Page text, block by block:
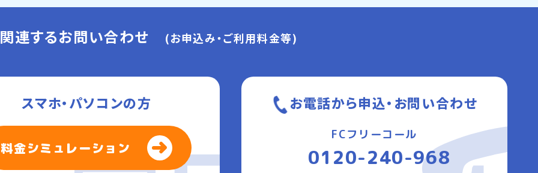
連するお問い合わせ (お申込み・ご利用料金等)
スマホ・パソコンの方
料金シミュレーション
お電話から申込・お問い合わせ
FCフリーコール
0120-240-968